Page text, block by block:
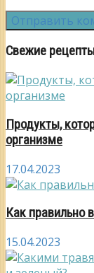
Свежие
Продукты,
организме
17.04.2023
Как правильно
15.04.2023